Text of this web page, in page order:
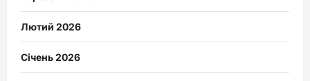
Лютий 2026
Січень 2026